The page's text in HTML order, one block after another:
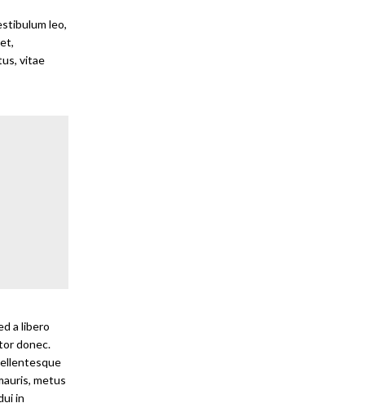
leo,
vitae
a libero
donec.
metus
in